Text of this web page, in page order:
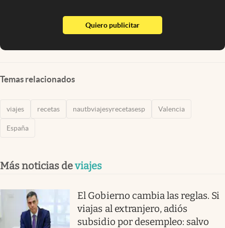
Quiero publicitarabre en nueva pestaña
Temas relacionados
viajes recetas nautbviajesyrecetasesp Valencia
España
Más noticias deviajes
El Gobierno cambia las reglas. Si
viajas al extranjero, adiós
subsidio por desempleo: salvo